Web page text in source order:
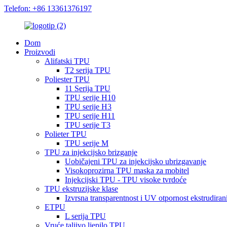
Telefon: +86 13361376197
Dom
Proizvodi
Alifatski TPU
T2 serija TPU
Poliester TPU
11 Serija TPU
TPU serije H10
TPU serije H3
TPU serije H11
TPU serije T3
Polieter TPU
TPU serije M
TPU za injekcijsko brizganje
Uobičajeni TPU za injekcijsko ubrizgavanje
Visokoprozirna TPU maska ​​za mobitel
Injekcijski TPU - TPU visoke tvrdoće
TPU ekstruzijske klase
Izvrsna transparentnost i UV otpornost
ETPU
L serija TPU
Vruće taljivo ljepilo TPU